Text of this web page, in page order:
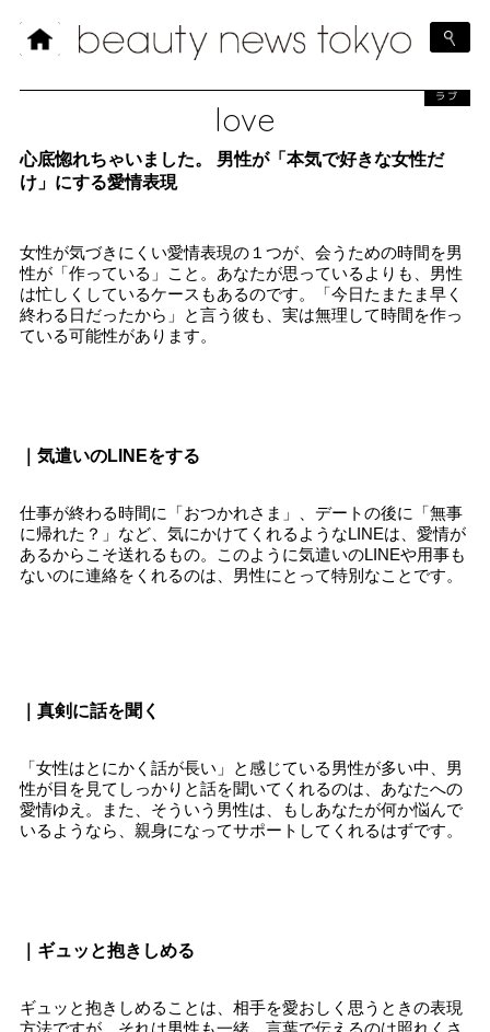
love
ラブ
心底惚れちゃいました。 男性が「本気で好きな女性だ
け」にする愛情表現
女性が気づきにくい愛情表現の１つが、会うための時間を男
性が「作っている」こと。あなたが思っているよりも、男性
は忙しくしているケースもあるのです。「今日たまたま早く
終わる日だったから」と言う彼も、実は無理して時間を作っ
ている可能性があります。
｜気遣いのLINEをする
仕事が終わる時間に「おつかれさま」、デートの後に「無事
に帰れた？」など、気にかけてくれるようなLINEは、愛情が
あるからこそ送れるもの。このように気遣いのLINEや用事も
ないのに連絡をくれるのは、男性にとって特別なことです。
｜真剣に話を聞く
「女性はとにかく話が長い」と感じている男性が多い中、男
性が目を見てしっかりと話を聞いてくれるのは、あなたへの
愛情ゆえ。また、そういう男性は、もしあなたが何か悩んで
いるようなら、親身になってサポートしてくれるはずです。
｜ギュッと抱きしめる
ギュッと抱きしめることは、相手を愛おしく思うときの表現